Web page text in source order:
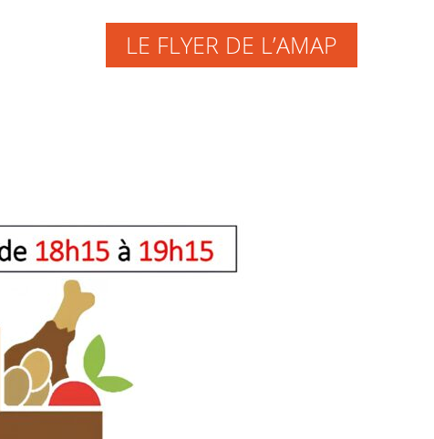
LE FLYER DE L’AMAP